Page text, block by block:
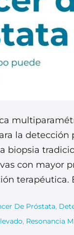
la detección
biopsia
con mayor
terapéutica.
De Próstata,
, Resonancia